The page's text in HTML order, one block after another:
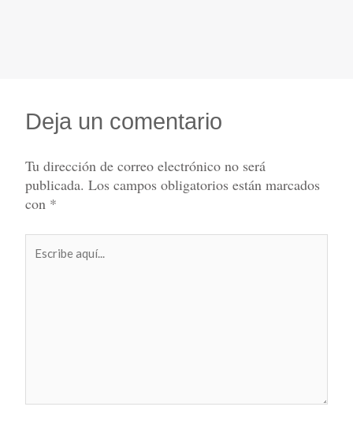
Deja un comentario
Tu dirección de correo electrónico no será
publicada. Los campos obligatorios están marcados
con *
aquí...